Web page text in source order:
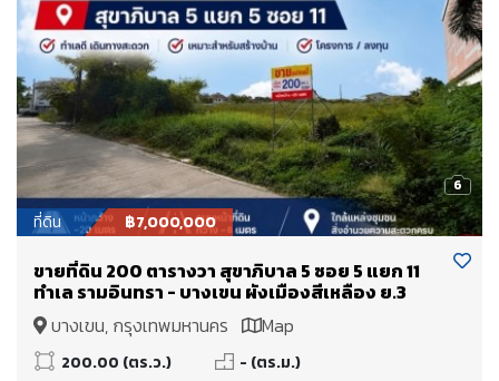
6
ที่ดิน ฿7,000,000
ขายที่ดิน 200 ตารางวา สุขาภิบาล 5 ซอย 5 แยก 11
ทำเล รามอินทรา - บางเขน ผังเมืองสีเหลือง ย.3
บางเขน, กรุงเทพมหานคร
Map
200.00 (ตร.ว.)
- (ตร.ม.)